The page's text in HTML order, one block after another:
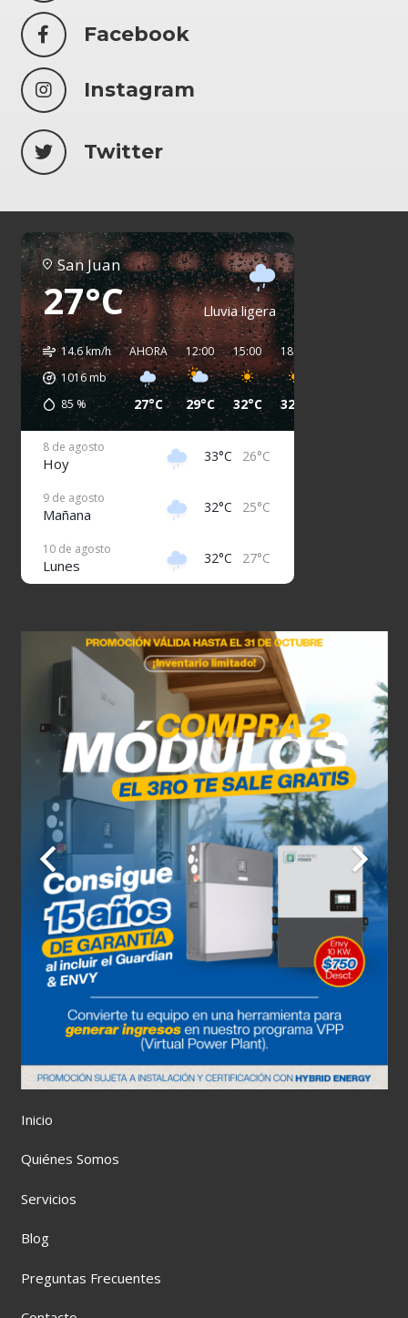
Facebook
Instagram
Twitter
San Juan
27°C Lluvia ligera
14.6 km/h
1016mb
85%
AHORA
27°C
12:00
29°C
15:00
32°C
18:00
32°C
8 de agosto
Hoy 33°C 26°C
9 de agosto
Mañana 32°C 25°C
10 de agosto
Lunes 32°C 27°C
12 de agosto
Miércoles 32°C 26°C
13 de agosto
Jueves 32°C 26°C
14 de agosto
Viernes 31°C 27°C
Inicio
Quiénes Somos
Servicios
Blog
Preguntas Frecuentes